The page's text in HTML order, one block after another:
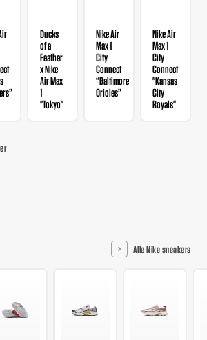
Ducks
of a
Feather
x Nike
Air Max
1
"Tokyo"
Nike Air
Max 1
City
Connect
“Baltimore
Orioles”
Nike Air
Max 1
City
Connect
"Kansas
City
Royals"
Alle Nike sneakers